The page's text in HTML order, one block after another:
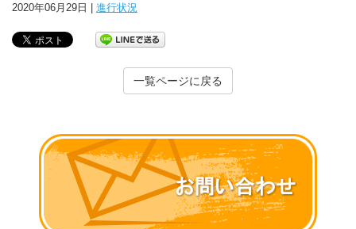
2020年06月29日 | 進行状況
一覧ページに戻る